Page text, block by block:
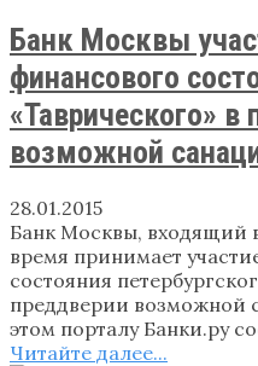
Банк Москвы
финансового
«Таврического» в
возможной
28.01.2015
Банк Москвы, входящий
время принимает
состояния
преддверии возможной
этом порталу Банки.ру
Читайте далее...